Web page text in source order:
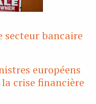
secteur bancaire
européens
crise financière